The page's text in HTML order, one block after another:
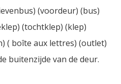
(voordeur) (bus)
(tochtklep) (klep)
( boîte aux lettres) (outlet)
buitenzijde van de deur.